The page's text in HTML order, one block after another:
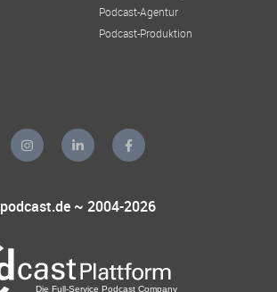
Podcast-Agentur
Podcast-Produktion
podcast.de ~ 2004-2026